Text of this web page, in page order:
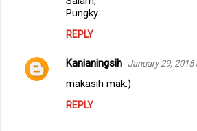
Pungky
REPLY
Kanianingsih January 29, 2015
makasih mak:)
REPLY